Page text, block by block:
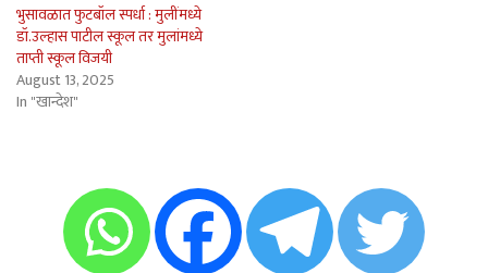
भुसावळात फुटबॉल स्पर्धा : मुलींमध्ये
डॉ.उल्हास पाटील स्कूल तर मुलांमध्ये
ताप्ती स्कूल विजयी
August 13, 2025
In "खान्देश"